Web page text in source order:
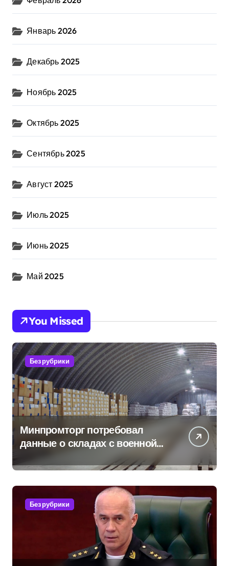
Январь 2026
Декабрь 2025
Ноябрь 2025
Октябрь 2025
Сентябрь 2025
Август 2025
Июль 2025
Июнь 2025
Май 2025
You Missed
Без рубрики
Минпромторг потребовал
данные о складах с военной
продукцией: предприятия
обратились в СК
Без рубрики